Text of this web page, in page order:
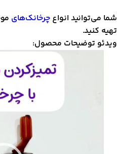
می‌توانید انواع چرخانک‌های
کنید.
توضیحات محصول: